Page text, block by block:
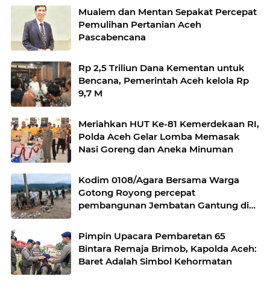
Mualem dan Mentan Sepakat Percepat
Pemulihan Pertanian Aceh
Pascabencana
Rp 2,5 Triliun Dana Kementan untuk
Bencana, Pemerintah Aceh kelola Rp
9,7 M
Meriahkan HUT Ke-81 Kemerdekaan RI,
Polda Aceh Gelar Lomba Memasak
Nasi Goreng dan Aneka Minuman
Kodim 0108/Agara Bersama Warga
Gotong Royong percepat
pembangunan Jembatan Gantung di
Pimpin Upacara Pembaretan 65
Bintara Remaja Brimob, Kapolda Aceh:
Baret Adalah Simbol Kehormatan